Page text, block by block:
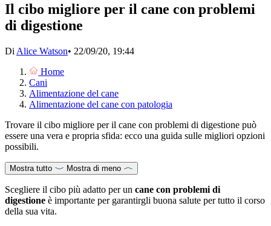
Il cibo migliore per il cane con problemi
di digestione
Di Alice Watson• 22/09/20, 19:44
Home
Cani
Alimentazione del cane
Alimentazione del cane con patologia
Trovare il cibo migliore per il cane con problemi di digestione può
essere una vera e propria sfida: ecco una guida sulle migliori opzioni
possibili.
Mostra tutto Mostra di meno
Scegliere il cibo più adatto per un cane con problemi di
digestione è importante per garantirgli buona salute per tutto il corso
della sua vita.